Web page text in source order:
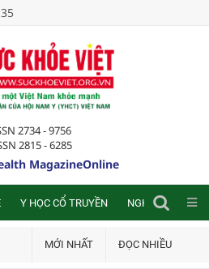
2734 - 9756
2815 - 6285
MagazineOnline
Y HỌC CỔ TRUYỀN NGHIÊN CỨU
MỚI NHẤT ĐỌC NHIỀU